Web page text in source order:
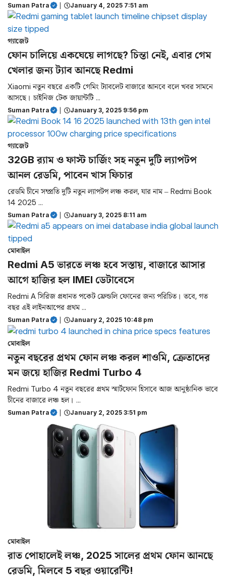
Suman Patra | January 4, 2025 7:51 am
গ্যাজেট
ফোন চালিয়ে একঘেয়ে লাগছে? চিন্তা নেই, এবার গেম
খেলার জন্য ট্যাব আনছে Redmi
Xiaomi নতুন বছরে একটি গেমিং ট্যাবলেট বাজারে আনবে বলে খবর সামনে
আসছে। চাইনিজ টেক জায়ান্টটি ...
Suman Patra | January 3, 2025 9:56 pm
গ্যাজেট
32GB র‌্যাম ও ফাস্ট চার্জিং সহ নতুন দুটি ল্যাপটপ
আনল রেডমি, পাবেন খাস ফিচার
রেডমি চীনে সম্প্রতি দুটি নতুন ল্যাপটপ লঞ্চ করল, যার নাম – Redmi Book
14 2025 ...
Suman Patra | January 3, 2025 8:11 am
মোবাইল
Redmi A5 ভারতে লঞ্চ হবে সস্তায়, বাজারে আসার
আগে হাজির হল IMEI ডেটাবেসে
Redmi A সিরিজ প্রধানত পকেট ফ্রেন্ডলি ফোনের জন্য পরিচিত। তবে, গত
বছর এই লাইনআপের প্রথম ...
Suman Patra | January 2, 2025 10:48 pm
মোবাইল
নতুন বছরের প্রথম ফোন লঞ্চ করল শাওমি, ক্রেতাদের
মন জয়ে হাজির Redmi Turbo 4
Redmi Turbo 4 নতুন বছরের প্রথম স্মার্টফোন হিসাবে আজ আনুষ্ঠানিক ভাবে
চীনের বাজারে লঞ্চ হল। ...
Suman Patra | January 2, 2025 3:51 pm
মোবাইল
রাত পোহালেই লঞ্চ, 2025 সালের প্রথম ফোন আনছে
রেডমি, মিলবে 5 বছর ওয়ারেন্টি!